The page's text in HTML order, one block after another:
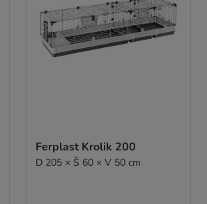
Ferplast Krolik 200
D 205 × Š 60 × V 50 cm